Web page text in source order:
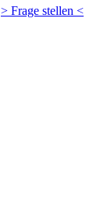
> Frage stellen <